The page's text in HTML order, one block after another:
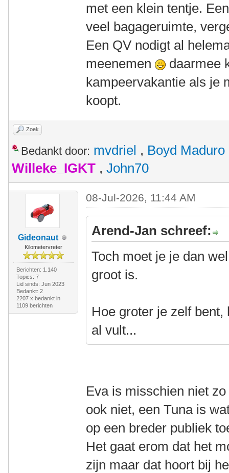
met een klein tentje.
veel bagageruimte,
Een QV nodigt al
meenemen
daarmee
kampeervakantie als je
koopt.
Zoek
Bedankt door: mvdriel , Boyd Maduro
Willeke_IGKT , John70
Gideonaut
Kilometervreter
Berichten: 1.140
Topics: 7
Lid sinds: Jun 2023
Bedankt: 2
2207 x bedankt in
1109 berichten
08-Jul-2026, 11:44 AM
Arend-Jan schreef:
Toch moet je je dan
groot is.
Hoe groter je zelf
al vult...
Eva is misschien niet
ook niet, een Tuna is
op een breder publiek
Het gaat erom dat het
zijn maar dat hoort bij